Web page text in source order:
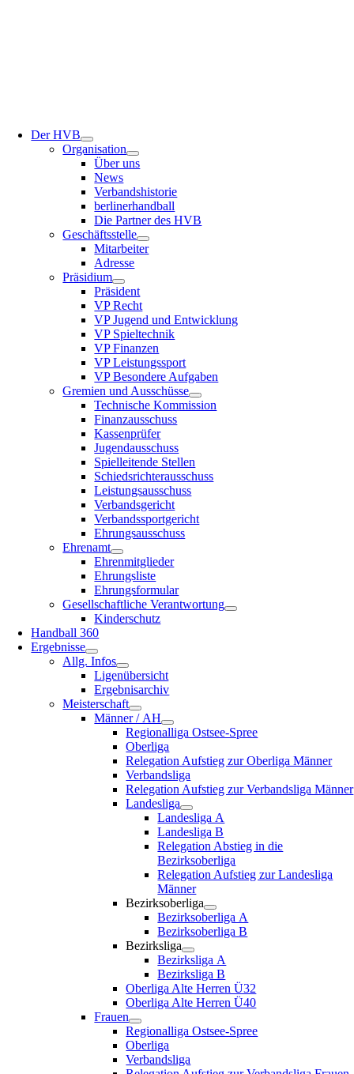
Der HVB
Orga­ni­sa­ti­on
Über uns
News
Ver­bands­his­to­rie
ber­li­ner­hand­ball
Die Part­ner des HVB
Geschäfts­stel­le
Mit­ar­bei­ter
Adres­se
Prä­si­di­um
Prä­si­dent
VP Recht
VP Jugend und Entwicklung
VP Spiel­tech­nik
VP Finan­zen
VP Leis­tungs­sport
VP Beson­de­re Aufgaben
Gre­mi­en und Ausschüsse
Tech­ni­sche Kommission
Finanz­aus­schuss
Kas­sen­prü­fer
Jugend­aus­schuss
Spiel­lei­ten­de Stellen
Schieds­rich­ter­aus­schuss
Leis­tungs­aus­schuss
Ver­bands­ge­richt
Ver­bands­sport­ge­richt
Ehrungs­aus­schuss
Ehren­amt
Ehren­mit­glie­der
Ehrungs­lis­te
Ehrungs­for­mu­lar
Gesell­schaft­li­che Verantwortung
Kin­der­schutz
Hand­ball 360
Ergeb­nis­se
Allg. Infos
Ligen­über­sicht
Ergeb­nis­ar­chiv
Meis­ter­schaft
Män­ner / AH
Regio­nal­li­ga Ostsee-Spree
Ober­li­ga
Rele­ga­ti­on Auf­stieg zur Ober­li­ga Männer
Ver­bands­li­ga
Rele­ga­ti­on Auf­stieg zur Ver­bands­li­ga Männer
Lan­des­li­ga
Lan­des­li­ga A
Lan­des­li­ga B
Rele­ga­ti­on Abstieg in die
Bezirksoberliga
Rele­ga­ti­on Auf­stieg zur Lan­des­li­ga
Männer
Bezirks­ober­li­ga
Bezirks­ober­li­ga A
Bezirks­ober­li­ga B
Bezirks­li­ga
Bezirks­li­ga A
Bezirks­li­ga B
Ober­li­ga Alte Her­ren Ü32
Ober­li­ga Alte Her­ren Ü40
Frau­en
Regio­nal­li­ga Ostsee-Spree
Ober­li­ga
Ver­bands­li­ga